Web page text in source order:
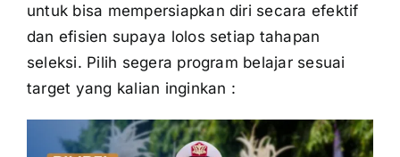
untuk bisa mempersiapkan diri secara efektif
dan efisien supaya lolos setiap tahapan
seleksi. Pilih segera program belajar sesuai
target yang kalian inginkan :